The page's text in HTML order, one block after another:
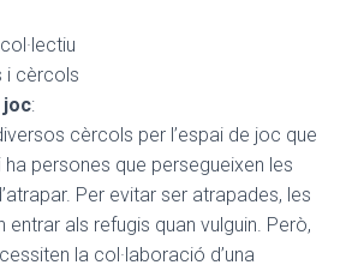
i cèrcols
joc:
cèrcols per l’espai de joc que
ha persones que persegueixen les
Per evitar ser atrapades, les
entrar als refugis quan vulguin. Però,
la col·laboració d’una